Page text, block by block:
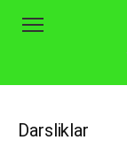
Darsliklar